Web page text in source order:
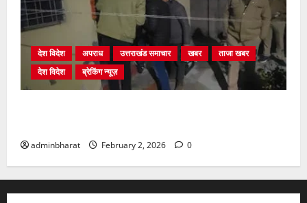
देश विदेश अपराध उत्तराखंड समाचार खबर
ताजा खबर
देश विदेश
ब्रेकिंग न्यूज़
adminbharat February 2, 2026 0